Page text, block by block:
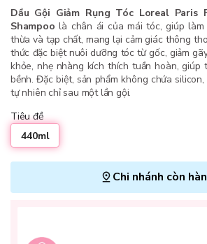
Dầu Gội Giảm Rụng Tóc Loreal Paris
Shampoo là chân ái của mái tóc, giúp làm
thừa và tạp chất, mang lại cảm giác thông
thức đặc biệt nuôi dưỡng tóc từ gốc, giảm
khỏe, nhẹ nhàng kích thích tuần hoàn, giúp
bềnh. Đặc biệt, sản phẩm không chứa
tự nhiên chỉ sau một lần gội.
Tiêu đề
440ml
Chi nhánh còn